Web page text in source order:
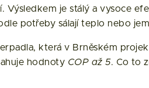
Výsledkem je stálý a vysoce
potřeby sálají teplo nebo
která v Brněském
hodnoty COP až 5. Co to